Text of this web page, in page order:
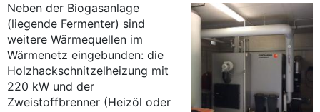
Neben der Biogasanlage
(liegende Fermenter) sind
weitere Wärmequellen im
Wärmenetz eingebunden: die
Holzhackschnitzelheizung mit
220 kW und der
Zweistoffbrenner (Heizöl oder